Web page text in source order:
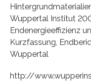
Wuppertal Institut
Endenergieeffizienz
Kurzfassung,
Wuppertal
http://